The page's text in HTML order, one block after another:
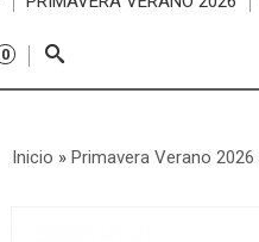
0
Inicio » Primavera Verano 2026